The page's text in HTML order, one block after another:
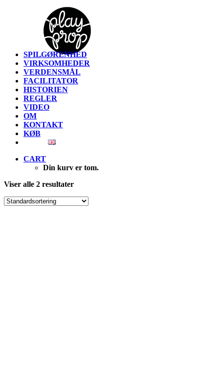
SPILGØRENHED
VIRKSOMHEDER
VERDENSMÅL
FACILITATOR
HISTORIEN
REGLER
VIDEO
OM
KONTAKT
KØB
CART
Din kurv er tom.
Viser alle 2 resultater